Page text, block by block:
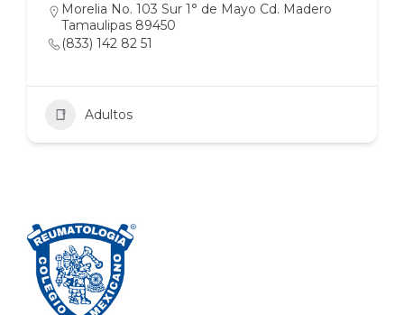
Morelia No. 103 Sur 1° de Mayo Cd. Madero
Tamaulipas 89450
(833) 142 82 51
Adultos